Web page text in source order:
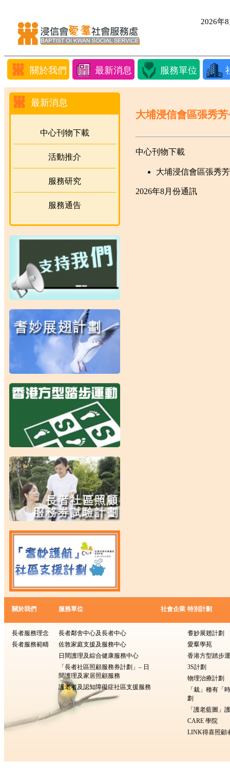
2026年
關於我們 最新消息 服務單位
最新消息
中心刊物下載
活動推介
服務研究
服務通告
大埔浸信會區張秀
中心刊物下載
大埔浸信會區張秀
2026年8月份通訊
關於我們
長者服務理念
長者服務範疇
服務單位
長者鄰舍中心及長者中心
佐敦家庭支援及服務中心
日間護理及綜合健康服務中心
「長者社區照顧服務券計劃」– 日
間護理及家居照顧服務
護老者及認知障礙症社區支援服務
社會企業 特別計劃
耆妙展翅計劃
愛羣學苑
香港方型踏步
3S計劃
物理治療計劃
「栽」種有
劃
「護老藍圖」
CARE 學院
LINK得喜照顧